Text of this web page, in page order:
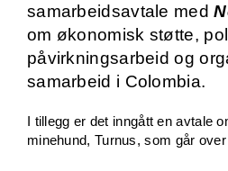
samarbeidsavtale med
om økonomisk støtte,
påvirkningsarbeid og
samarbeid i Colombia.
I tillegg er det inngått en avtale
minehund, Turnus, som går